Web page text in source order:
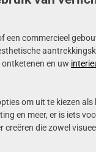
een commercieel
en uw
om uit te kiezen als
en meer, er is iets
die zowel visueel